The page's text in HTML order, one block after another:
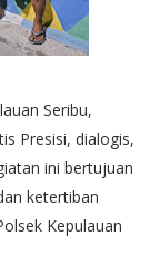
Seribu,
Presisi, dialogis,
ini bertujuan
ketertiban
Kepulauan